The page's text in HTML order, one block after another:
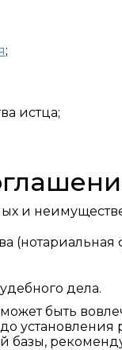
;
истца;
и
(нотариальная
дела.
быть
установления
базы,